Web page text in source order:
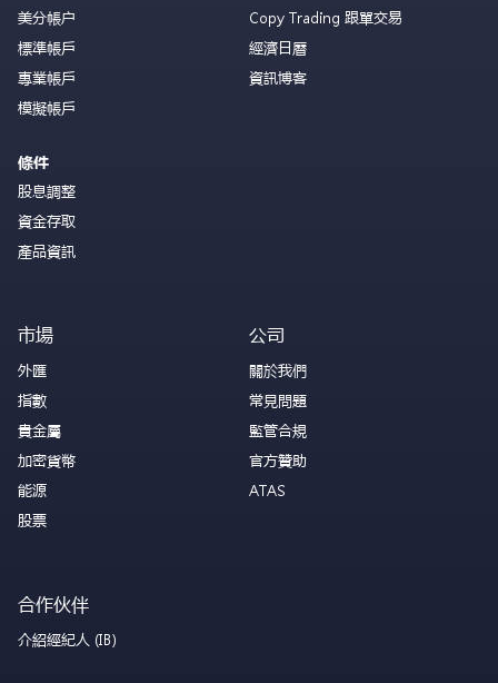
美分帳户
標準帳戶
專業帳戶
模擬帳戶
條件
股息調整
資金存取
產品資訊
Copy Trading 跟單交易
經濟日曆
資訊博客
市場
外匯
指數
貴金屬
加密貨幣
能源
股票
公司
關於我們
常見問題
監管合規
官方贊助
ATAS
合作伙伴
介紹經紀人 (IB)